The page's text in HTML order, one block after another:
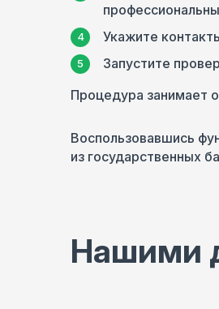
Укажите
Запустите
Процедура занимает
Воспользовавшись
из государственных
Нашими